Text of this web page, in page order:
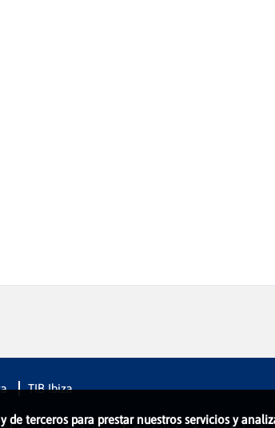
de terceros para prestar nuestros servicios y
TIB Ibiza